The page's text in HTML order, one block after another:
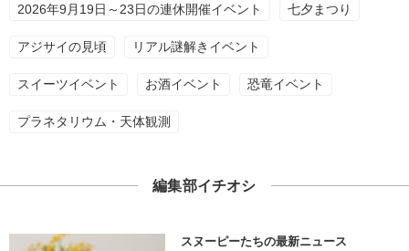
2026年9月19日～23日の連休開催イベント 七夕まつり
アジサイの見頃 リアル謎解きイベント
スイーツイベント お酒イベント 恐竜イベント
プラネタリウム・天体観測
編集部イチオシ
スヌーピーたちの最新ニュース